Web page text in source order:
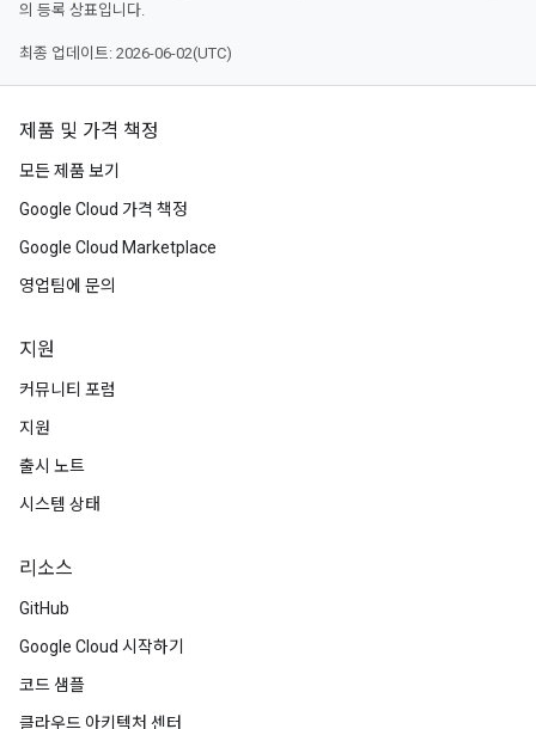
의 등록 상표입니다.
최종 업데이트: 2026-06-02(UTC)
제품 및 가격 책정
모든 제품 보기
Google Cloud 가격 책정
Google Cloud Marketplace
영업팀에 문의
지원
커뮤니티 포럼
지원
출시 노트
시스템 상태
리소스
GitHub
Google Cloud 시작하기
코드 샘플
클라우드 아키텍처 센터